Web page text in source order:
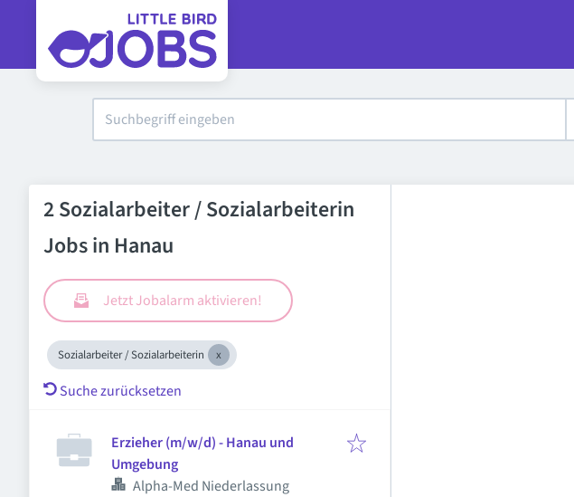
2 Sozialarbeiter / Sozialarbeiterin
Jobs in Hanau
Jetzt Jobalarm aktivieren!
Sozialarbeiter / Sozialarbeiterin
Suche zurücksetzen
Erzieher (m/w/d) - Hanau und
Umgebung
Alpha-Med Niederlassung